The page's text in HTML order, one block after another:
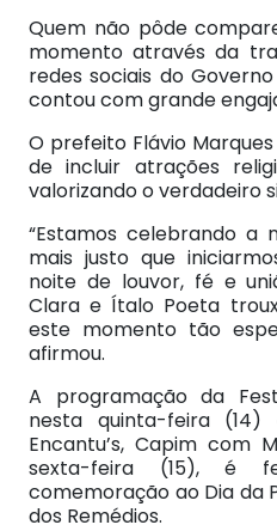
Quem não pôde
momento através da
redes sociais do
contou com grande
O prefeito Flávio
de incluir atrações
valorizando o verdadeiro
“Estamos celebrando a
mais justo que
noite de louvor, fé e
Clara e Ítalo Poeta
este momento tão
afirmou.
A programação da
nesta quinta-feira
Encantu’s, Capim com
sexta-feira (15), é
comemoração ao Dia da
dos Remédios.